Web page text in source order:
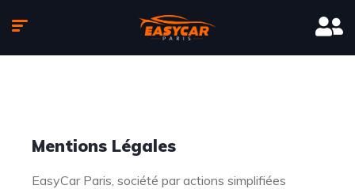
Mentions Légales
EasyCar Paris, société par actions simplifiées